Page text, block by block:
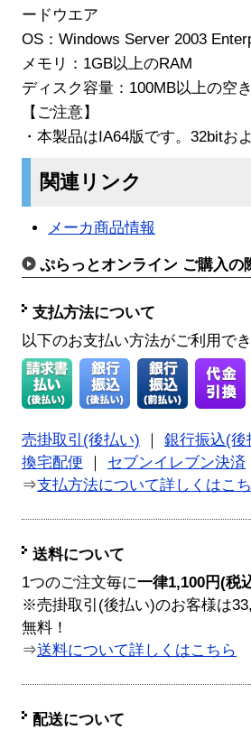
ードウエア
OS：Windows Server 2003
メモリ：1GB以上のRAM
ディスク容量：100MB以上の空
【ご注意】
・本製品はIA64版です。32bitお
関連リンク
メーカ商品情報
ぷらっとオンライン ご購入の
支払方法について
以下のお支払い方法がご利用で
売掛取引(後払い)
銀行振込(後
換宅配便
セブンイレブン決済
⇒支払方法について詳しくはこ
送料について
1つのご注文毎に一律1,100円(税
※売掛取引(後払い)のお客様は
無料！
⇒送料について詳しくはこちら
配送について